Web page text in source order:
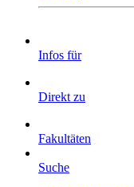
Infos für
Direkt zu
Fakultäten
Suche